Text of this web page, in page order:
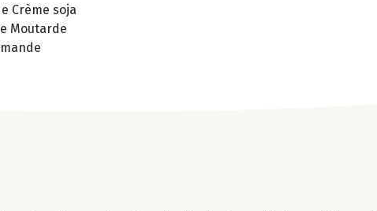
Crème soja
Moutarde